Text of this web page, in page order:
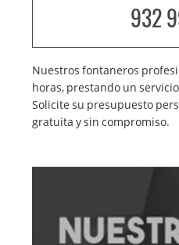
932
Nuestros fontaneros
horas, prestando un
Solicite su presupuesto
gratuita y sin compromiso.